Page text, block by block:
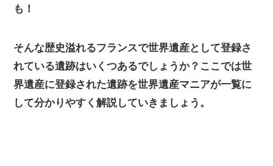
も！
そんな歴史溢れるフランスで世界遺産として登録さ
れている遺跡はいくつあるでしょうか？ここでは世
界遺産に登録された遺跡を世界遺産マニアが一覧に
して分かりやすく解説していきましょう。